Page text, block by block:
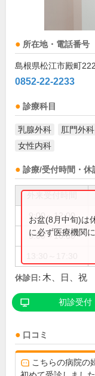
所在地・電話番号
島根県松江市殿町222
0852-22-2233
診療科目
乳腺外科 肛門外科
女性内科
診療/受付時間・休
9:00～12:00
9:00～16:30
お盆(8月中旬)は
に必ず医療機関
休診日: 木、日、祝
初診受付
口コミ
こちらの病院の